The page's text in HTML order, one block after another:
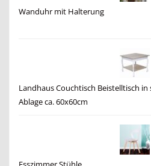
Wanduhr mit Halterung
Landhaus Couchtisch Beistelltisch
Ablage ca. 60x60cm